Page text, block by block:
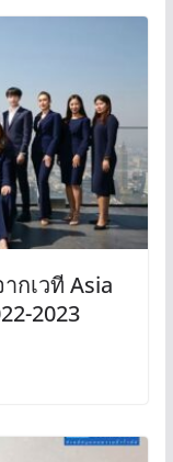
กเวที Asia
2023